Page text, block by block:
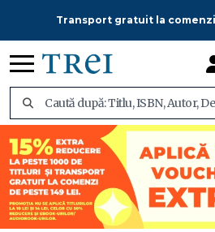
Transport gratuit la